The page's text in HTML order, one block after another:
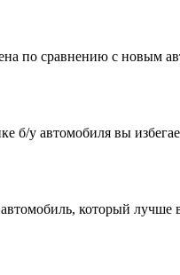
по сравнению с новым
у автомобиля вы
который лучше